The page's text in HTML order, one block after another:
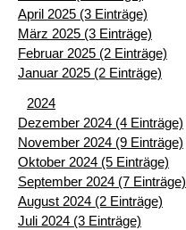
April 2025 (3 Einträge)
März 2025 (3 Einträge)
Februar 2025 (2 Einträge)
Januar 2025 (2 Einträge)
2024
Dezember 2024 (4 Einträge)
November 2024 (9 Einträge)
Oktober 2024 (5 Einträge)
September 2024 (7 Einträge)
August 2024 (2 Einträge)
Juli 2024 (3 Einträge)